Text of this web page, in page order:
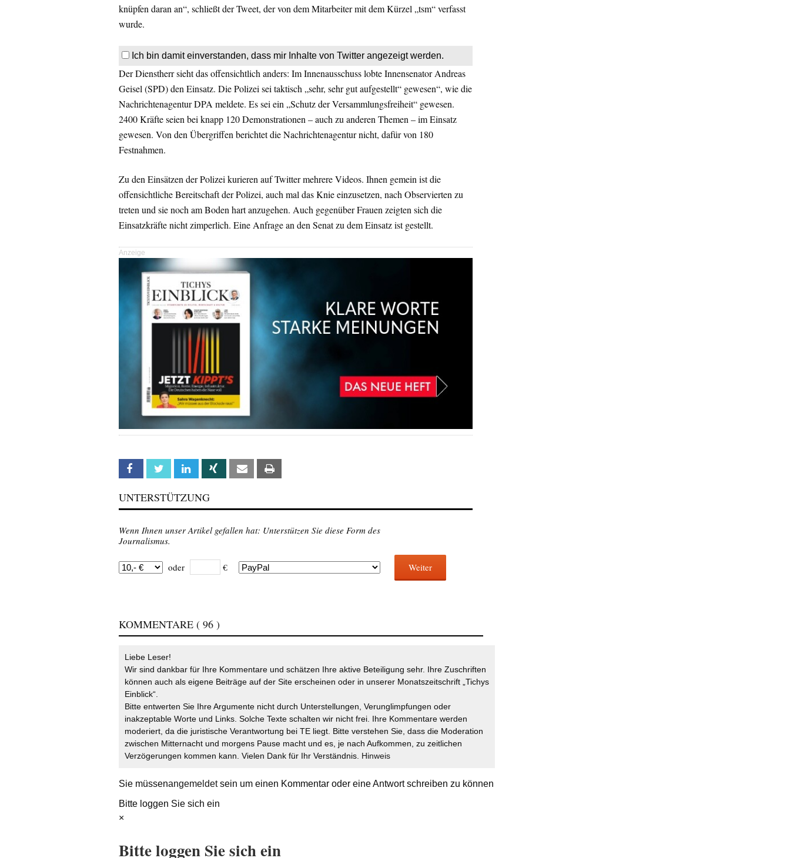
knüpfen daran an“, schließt der Tweet, der von dem Mitarbeiter mit dem Kürzel „tsm“ verfasst
wurde.
Ich bin damit einverstanden, dass mir Inhalte von Twitter angezeigt werden.
Der Dienstherr sieht das offensichtlich anders: Im Innenausschuss lobte Innensenator Andreas
Geisel (SPD) den Einsatz. Die Polizei sei taktisch „sehr, sehr gut aufgestellt“ gewesen“, wie die
Nachrichtenagentur DPA meldete. Es sei ein „Schutz der Versammlungsfreiheit“ gewesen.
2400 Kräfte seien bei knapp 120 Demonstrationen – auch zu anderen Themen – im Einsatz
gewesen. Von den Übergriffen berichtet die Nachrichtenagentur nicht, dafür von 180
Festnahmen.
Zu den Einsätzen der Polizei kurieren auf Twitter mehrere Videos. Ihnen gemein ist die
offensichtliche Bereitschaft der Polizei, auch mal das Knie einzusetzen, nach Observierten zu
treten und sie noch am Boden hart anzugehen. Auch gegenüber Frauen zeigten sich die
Einsatzkräfte nicht zimperlich. Eine Anfrage an den Senat zu dem Einsatz ist gestellt.
Anzeige
Facebook Twitter Linkedin Xing Email
UNTERSTÜTZUNG
Wenn Ihnen unser Artikel gefallen hat: Unterstützen Sie diese Form des
Journalismus.
oder € Weiter
KOMMENTARE ( 96 )
Liebe Leser!
Wir sind dankbar für Ihre Kommentare und schätzen Ihre aktive Beteiligung sehr. Ihre Zuschriften
können auch als eigene Beiträge auf der Site erscheinen oder in unserer Monatszeitschrift „Tichys
Einblick“.
Bitte entwerten Sie Ihre Argumente nicht durch Unterstellungen, Verunglimpfungen oder
inakzeptable Worte und Links. Solche Texte schalten wir nicht frei. Ihre Kommentare werden
moderiert, da die juristische Verantwortung bei TE liegt. Bitte verstehen Sie, dass die Moderation
zwischen Mitternacht und morgens Pause macht und es, je nach Aufkommen, zu zeitlichen
Verzögerungen kommen kann. Vielen Dank für Ihr Verständnis. Hinweis
Sie müssenangemeldetsein um einen Kommentar oder eine Antwort schreiben zu können
Bitte loggen Sie sich ein
×
Bitte loggen Sie sich ein